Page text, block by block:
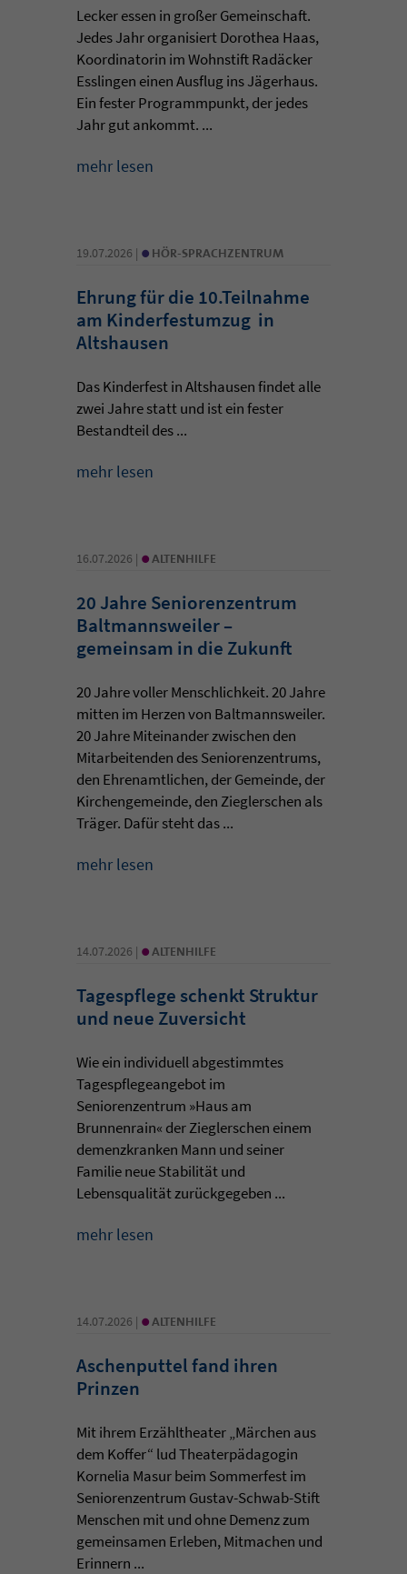
Lecker essen in großer Gemeinschaft.
Jedes Jahr organisiert Dorothea Haas,
Koordinatorin im Wohnstift Radäcker
Esslingen einen Ausflug ins Jägerhaus.
Ein fester Programmpunkt, der jedes
Jahr gut ankommt. ...
mehr lesen
19.07.2026 | • HÖR-SPRACHZENTRUM
Ehrung für die 10.Teilnahme
am Kinderfestumzug in
Altshausen
Das Kinderfest in Altshausen findet alle
zwei Jahre statt und ist ein fester
Bestandteil des ...
mehr lesen
16.07.2026 | • ALTENHILFE
20 Jahre Seniorenzentrum
Baltmannsweiler –
gemeinsam in die Zukunft
20 Jahre voller Menschlichkeit. 20 Jahre
mitten im Herzen von Baltmannsweiler.
20 Jahre Miteinander zwischen den
Mitarbeitenden des Seniorenzentrums,
den Ehrenamtlichen, der Gemeinde, der
Kirchengemeinde, den Zieglerschen als
Träger. Dafür steht das ...
mehr lesen
14.07.2026 | • ALTENHILFE
Tagespflege schenkt Struktur
und neue Zuversicht
Wie ein individuell abgestimmtes
Tagespflegeangebot im
Seniorenzentrum »Haus am
Brunnenrain« der Zieglerschen einem
demenzkranken Mann und seiner
Familie neue Stabilität und
Lebensqualität zurückgegeben ...
mehr lesen
14.07.2026 | • ALTENHILFE
Aschenputtel fand ihren
Prinzen
Mit ihrem Erzähltheater „Märchen aus
dem Koffer“ lud Theaterpädagogin
Kornelia Masur beim Sommerfest im
Seniorenzentrum Gustav-Schwab-Stift
Menschen mit und ohne Demenz zum
gemeinsamen Erleben, Mitmachen und
Erinnern ...